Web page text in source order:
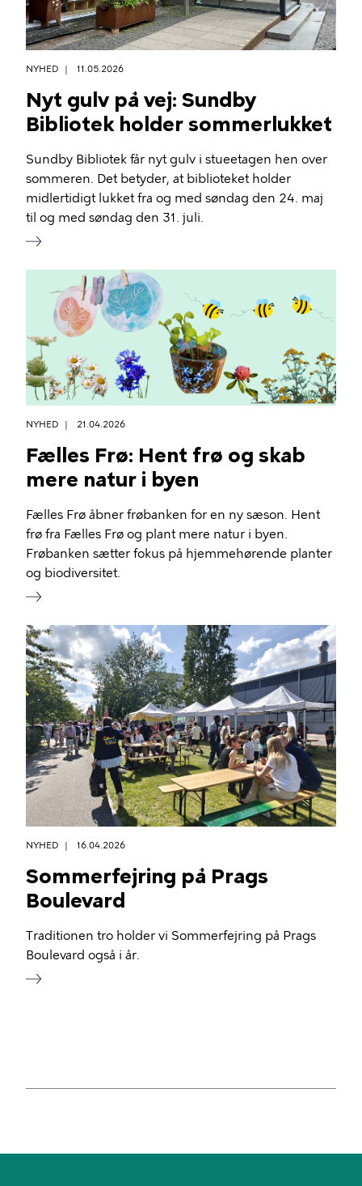
NYHED 11.05.2026
Nyt gulv på vej: Sundby
Bibliotek holder sommerlukket
Sundby Bibliotek får nyt gulv i stueetagen hen over
sommeren. Det betyder, at biblioteket holder
midlertidigt lukket fra og med søndag den 24. maj
til og med søndag den 31. juli.
NYHED 21.04.2026
Fælles Frø: Hent frø og skab
mere natur i byen
Fælles Frø åbner frøbanken for en ny sæson. Hent
frø fra Fælles Frø og plant mere natur i byen.
Frøbanken sætter fokus på hjemmehørende planter
og biodiversitet.
NYHED 16.04.2026
Sommerfejring på Prags
Boulevard
Traditionen tro holder vi Sommerfejring på Prags
Boulevard også i år.